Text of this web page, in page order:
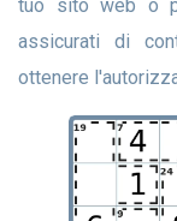
tuo sito web o
assicurati di
ottenere